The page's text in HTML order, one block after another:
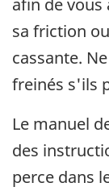
afin de
sa friction
cassante.
freinés s'ils
Le manuel
des
perce dans